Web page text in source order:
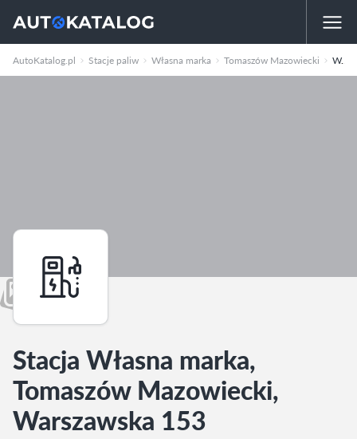
AutoKatalog.pl Stacje paliw Własna marka Tomaszów Mazowiecki Warszawska 153
Stacja Własna marka,
Tomaszów Mazowiecki,
Warszawska 153